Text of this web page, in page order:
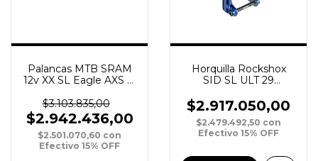
Palancas MTB SRAM
12v XX SL Eagle AXS T-
Meter 175mm 34T TM
$3.103.835,00
$2.942.436,00
$2.501.070,60 con
Efectivo 15% OFF
Horquilla Rockshox
SID SL ULT 29
15mm Boost Tapered
2P C/Remote
$2.917.050,00
$2.479.492,50 con
Efectivo 15% OFF